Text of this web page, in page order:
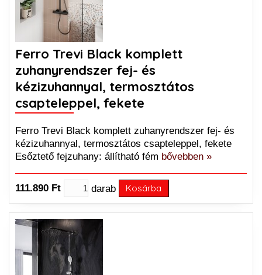
Ferro Trevi Black komplett
zuhanyrendszer fej- és
kézizuhannyal, termosztátos
csapteleppel, fekete
Ferro Trevi Black komplett zuhanyrendszer fej- és
kézizuhannyal, termosztátos csapteleppel, fekete
Esőztető fejzuhany: állítható fém bővebben »
111.890 Ft darab Kosárba